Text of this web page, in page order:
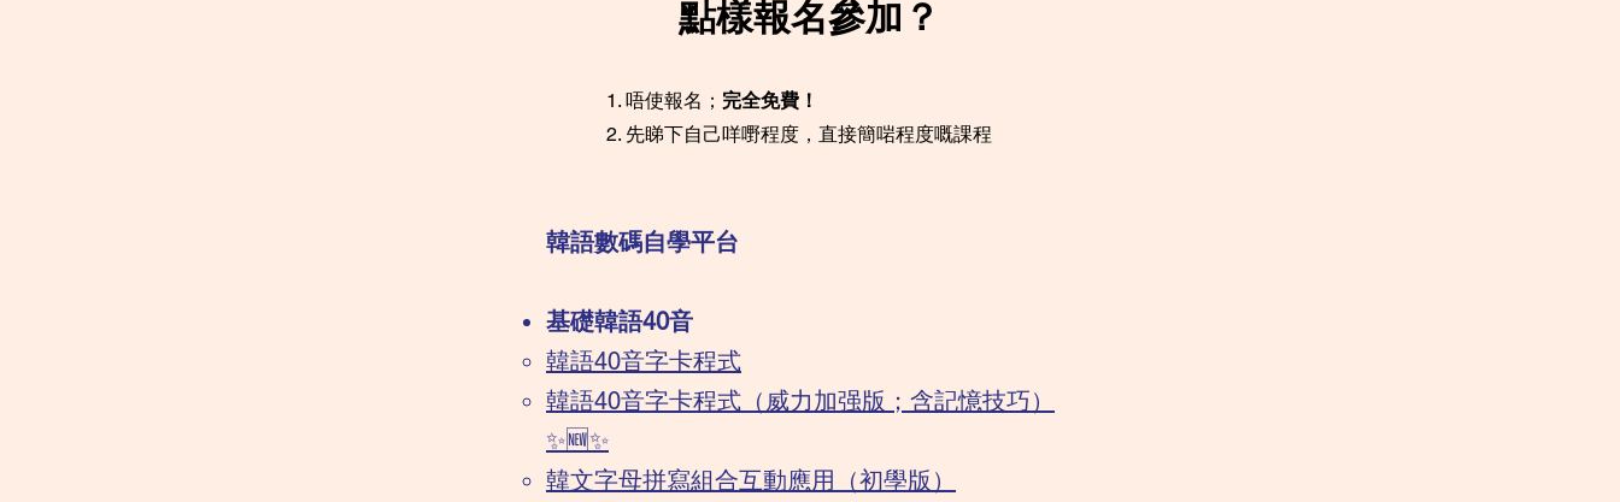
點樣報名參加？
唔使報名； 完全免費！
先睇下自己咩嘢程度，直接簡啱程度嘅課程
​韓語數碼自學平台
基礎韓語40音
​韓語40音字卡程式
​韓語40音字卡程式（威力加强版；含記憶技巧）
✨🆕✨
韓文字母拼寫組合互動應用（初學版）